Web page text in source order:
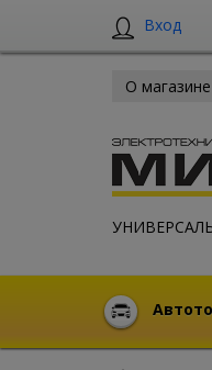
Вход
О магазине